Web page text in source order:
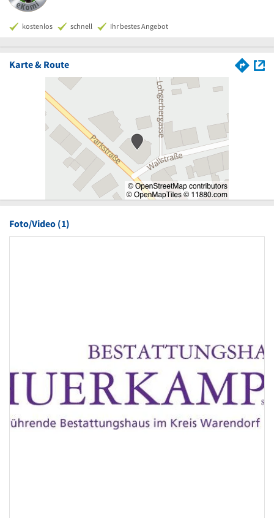
kostenlos schnell Ihr bestes Angebot
Karte & Route
Foto/Video (1)